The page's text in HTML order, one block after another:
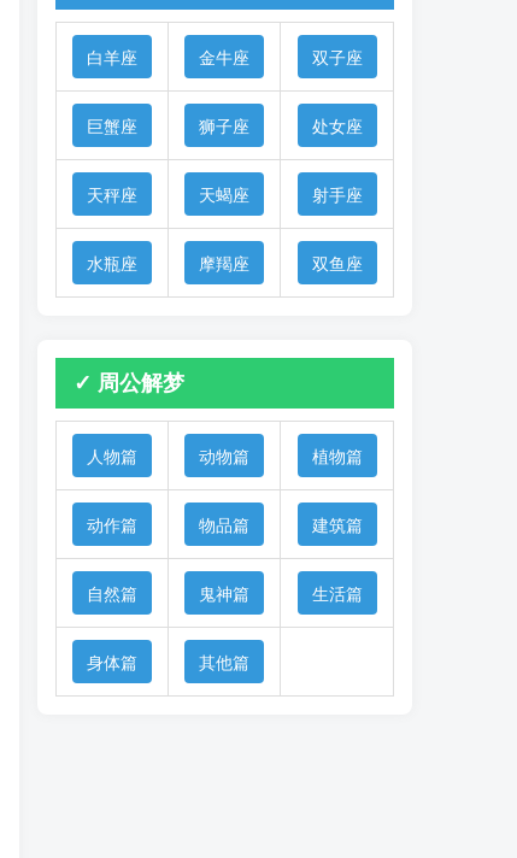
白羊座 金牛座 双子座
巨蟹座 狮子座 处女座
天秤座 天蝎座 射手座
水瓶座 摩羯座 双鱼座
✓ 周公解梦
人物篇 动物篇 植物篇
动作篇 物品篇 建筑篇
自然篇 鬼神篇 生活篇
身体篇 其他篇